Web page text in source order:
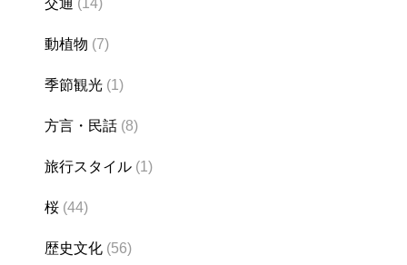
交通 (14)
動植物 (7)
季節観光 (1)
方言・民話 (8)
旅行スタイル (1)
桜 (44)
歴史文化 (56)